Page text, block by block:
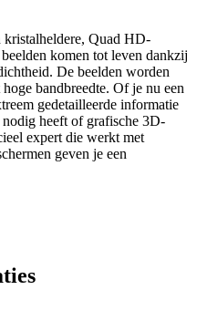
kristalheldere, Quad HD-
komen tot leven dankzij
De beelden worden
bandbreedte. Of je nu een
gedetailleerde informatie
heeft of grafische 3D-
expert die werkt met
geven je een